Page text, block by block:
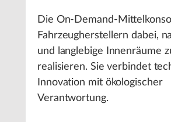
Die On-Demand-
Fahrzeugherstellern dabei,
und langlebige Innenräume
realisieren. Sie verbindet
Innovation mit ökologischer
Verantwortung.